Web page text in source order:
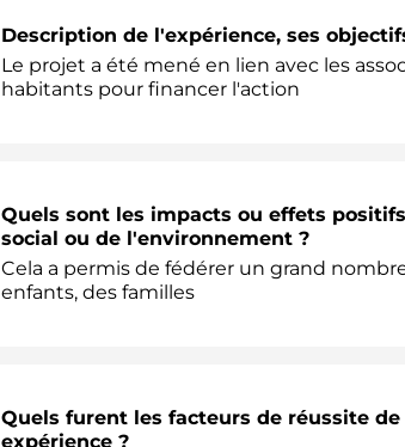
Description de l'expérience, ses
Le projet a été mené en lien avec les
habitants pour financer l'action
Quels sont les impacts ou effets
social ou de l'environnement ?
Cela a permis de fédérer un grand
enfants, des familles
Quels furent les facteurs de réussite
expérience ?